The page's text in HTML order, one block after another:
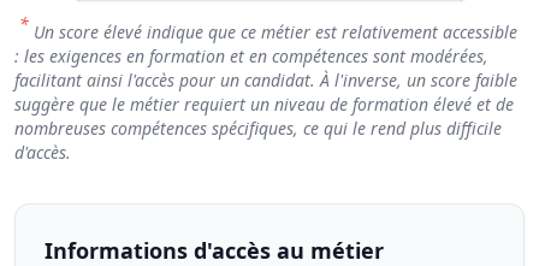
* Un score élevé indique que ce métier est relativement accessible
: les exigences en formation et en compétences sont modérées,
facilitant ainsi l'accès pour un candidat. À l'inverse, un score faible
suggère que le métier requiert un niveau de formation élevé et de
nombreuses compétences spécifiques, ce qui le rend plus difficile
d'accès.
Informations d'accès au métier